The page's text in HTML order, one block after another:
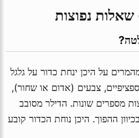
נפוצות
על היכן ינחת כדור על גלגל
צבעים (אדום או שחור),
מספרים שונות. הדילר מסובב
ההפוך. היכן נוחת הכדור קובע